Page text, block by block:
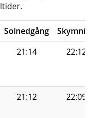
Solnedgång
21:14 22:12
21:12 22:09